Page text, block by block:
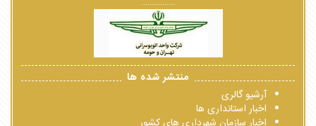
منتشر شده ها
آرشیو گالری
اخبار استانداری ها